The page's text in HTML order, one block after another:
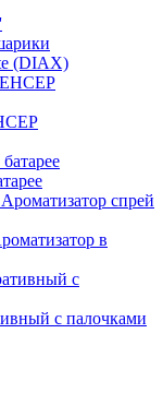
(DIAX)
Ароматизатор спрей
в
с палочками